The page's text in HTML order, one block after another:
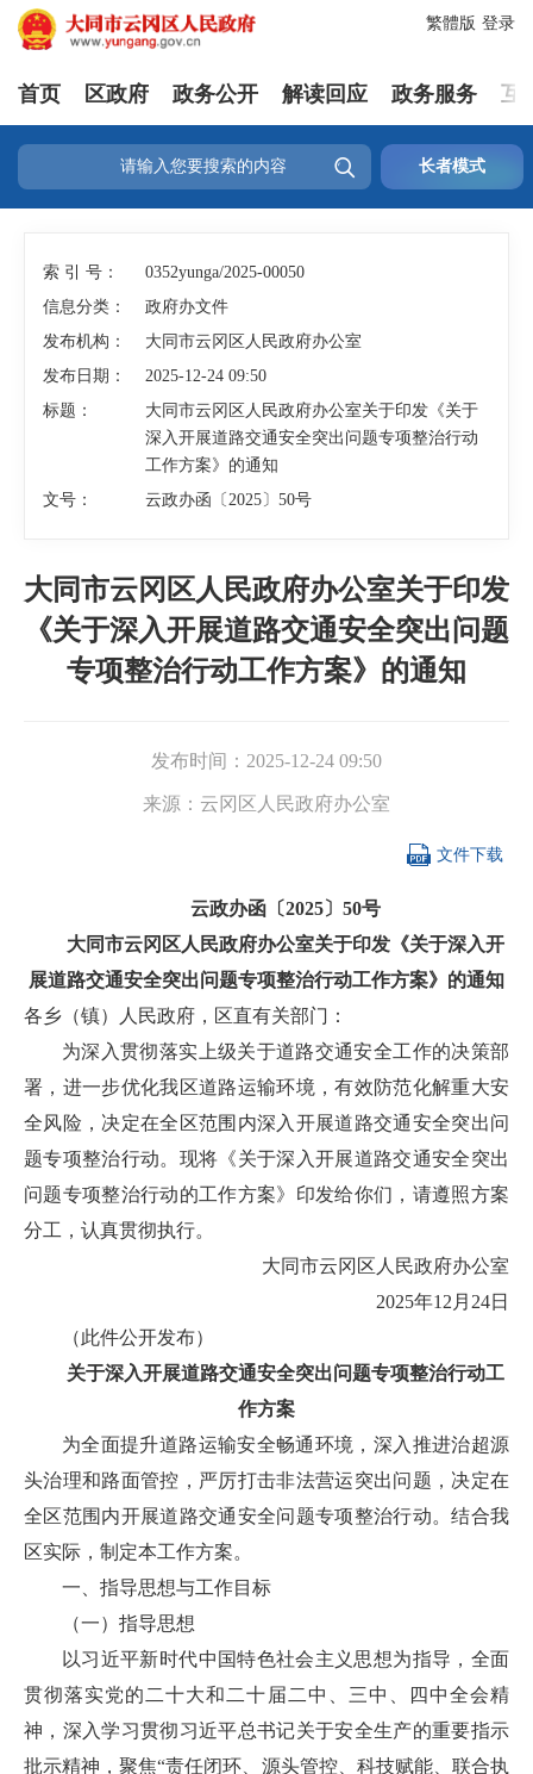
登录
繁體版
首页 区政府 政务公开 解读回应 政务服务 互
 长者模式
索 引 号：
0352yunga/2025-00050
信息分类：
政府办文件
发布机构：
大同市云冈区人民政府办公室
发布日期：
2025-12-24 09:50
标题：
大同市云冈区人民政府办公室关于印发《关于
深入开展道路交通安全突出问题专项整治行动
工作方案》的通知
文号：
云政办函〔2025〕50号
大同市云冈区人民政府办公室关于印发
《关于深入开展道路交通安全突出问题
专项整治行动工作方案》的通知
发布时间： 2025-12-24 09:50
来源： 云冈区人民政府办公室
 文件下载
云政办函〔2025〕50号
大同市云冈区人民政府办公室关于印发《关于深入开
展道路交通安全突出问题专项整治行动工作方案》的通知
各乡（镇）人民政府，区直有关部门：
为深入贯彻落实上级关于道路交通安全工作的决策部
署，进一步优化我区道路运输环境，有效防范化解重大安
全风险，决定在全区范围内深入开展道路交通安全突出问
题专项整治行动。现将《关于深入开展道路交通安全突出
问题专项整治行动的工作方案》印发给你们，请遵照方案
分工，认真贯彻执行。
大同市云冈区人民政府办公室
2025年12月24日
（此件公开发布）
关于深入开展道路交通安全突出问题专项整治行动工
作方案
为全面提升道路运输安全畅通环境，深入推进治超源
头治理和路面管控，严厉打击非法营运突出问题，决定在
全区范围内开展道路交通安全问题专项整治行动。结合我
区实际，制定本工作方案。
一、指导思想与工作目标
（一）指导思想
以习近平新时代中国特色社会主义思想为指导，全面
贯彻落实党的二十大和二十届二中、三中、四中全会精
神，深入学习贯彻习近平总书记关于安全生产的重要指示
批示精神，聚焦“责任闭环、源头管控、科技赋能、联合执